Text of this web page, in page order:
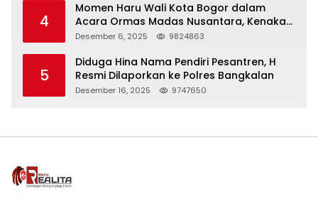
4
Momen Haru Wali Kota Bogor dalam
Acara Ormas Madas Nusantara, Kenakan
Peci Hitam Tinggi sebagai Simbol
Desember 6, 2025 9824863
5
Diduga Hina Nama Pendiri Pesantren, H
Resmi Dilaporkan ke Polres Bangkalan
Desember 16, 2025 9747650